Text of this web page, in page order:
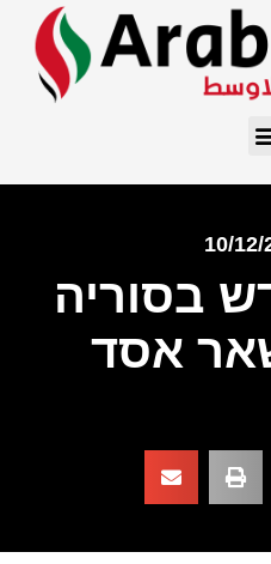
10/12/
בסוריה
אסד